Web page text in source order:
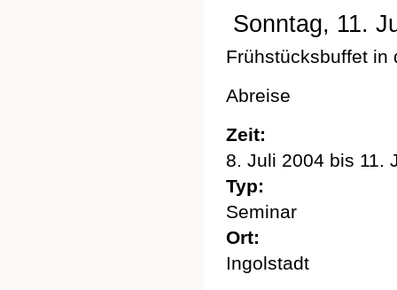
Sonntag, 11.
Frühstücksbuffet in
Abreise
Zeit:
8. Juli 2004 bis 11.
Typ:
Seminar
Ort:
Ingolstadt